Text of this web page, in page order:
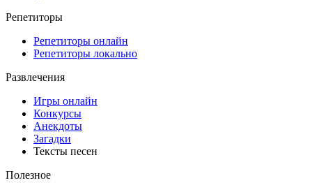
Репетиторы
Репетиторы онлайн
Репетиторы локально
Развлечения
Игры онлайн
Конкурсы
Анекдоты
Загадки
Тексты песен
Полезное